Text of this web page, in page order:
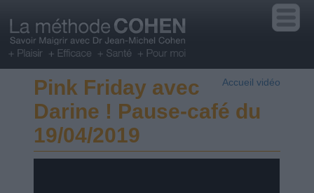
Accueil vidéo
Pink Friday avec
Darine ! Pause-café du
19/04/2019